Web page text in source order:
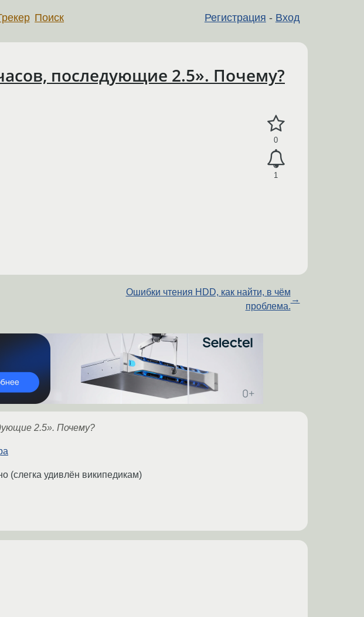
Регистрация - Вход
Поиск
последующие 2.5». Почему?
0
1
Ошибки чтения HDD, как найти, в чём
проблема.
→
2.5». Почему?
(слегка удивлён википедикам)